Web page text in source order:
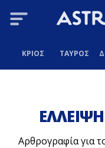
ΚΡΙΟΣ ΤΑΥΡΟΣ
Αρθρογραφία για